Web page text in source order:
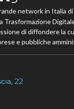
network in Italia
Trasformazione
di diffondere la
e pubbliche
22